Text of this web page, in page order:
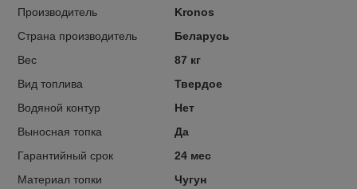
Производитель
Kronos
Страна производитель
Беларусь
Вес
87 кг
Вид топлива
Твердое
Водяной контур
Нет
Выносная топка
Да
Гарантийный срок
24 мес
Материал топки
Чугун